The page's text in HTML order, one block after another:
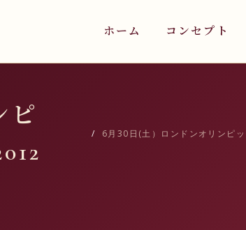
ホーム コンセプト
ピ
6月30日(土）ロンドンオリンピ